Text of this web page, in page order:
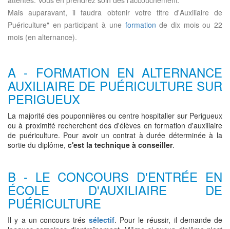
Mais auparavant, il faudra obtenir votre titre d'Auxiliaire de
Puériculture" en participant à une formation de dix mois ou 22
mois (en alternance).
A - FORMATION EN ALTERNANCE
AUXILIAIRE DE PUÉRICULTURE SUR
PERIGUEUX
La majorité des pouponnières ou centre hospitalier sur Perigueux
ou à proximité recherchent des d'élèves en formation d'auxiliaire
de puériculture. Pour avoir un contrat à durée déterminée à la
sortie du diplôme, c'est la technique à conseiller.
B - LE CONCOURS D'ENTRÉE EN
ÉCOLE D'AUXILIAIRE DE
PUÉRICULTURE
Il y a un concours trés sélectif. Pour le réussir, il demande de